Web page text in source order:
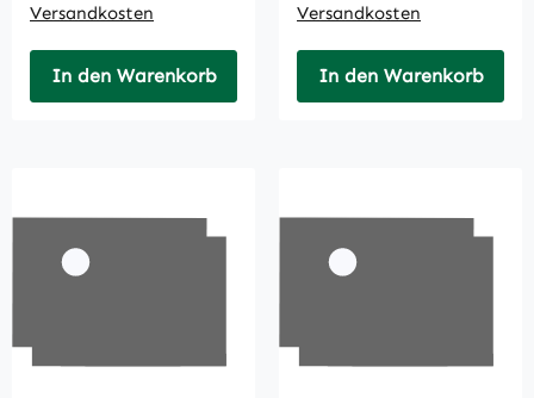
Versandkosten
In den Warenkorb
Versandkosten
In den Warenkorb